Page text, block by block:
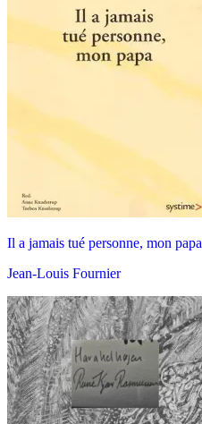
Il a jamais tué personne, mon papa
Jean-Louis Fournier